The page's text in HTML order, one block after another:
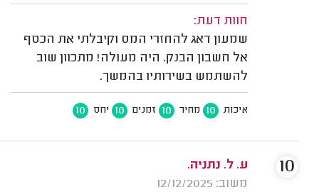
חוות דעת:
שמעון דאג להחזרי המס וקיבלתי את הכסף
אל חשבון הבנק. היה מעולה! מתכוון שוב
להשתמש בשירותיו בהמשך.
איכות 10 מחיר 10 זמנים 10 יחס 10
ע. ל. נתניה.
משוב: 12/12/2025
10